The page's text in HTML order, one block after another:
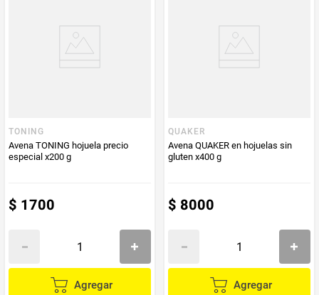
Producto (kg)
TONING
Avena TONING hojuela precio
especial x200 g
$ 1700
Agregar
QUAKER
Avena QUAKER en hojuelas sin
gluten x400 g
$ 8000
Agregar